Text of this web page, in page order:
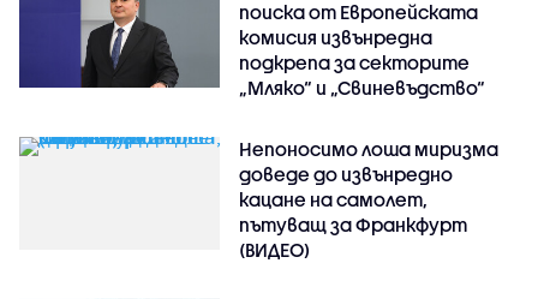
поиска от Европейската
комисия извънредна
подкрепа за секторите
„Мляко“ и „Свиневъдство“
Непоносимо лоша миризма
доведе до извънредно
кацане на самолет,
пътуващ за Франкфурт
(ВИДЕО)